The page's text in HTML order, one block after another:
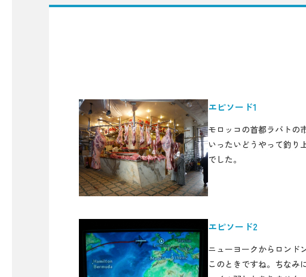
エピソード1
モロッコの首都ラバトの
いったいどうやって釣り
でした。
エピソード2
ニューヨークからロンド
このときですね。ちなみ